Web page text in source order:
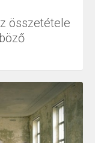
összetétele